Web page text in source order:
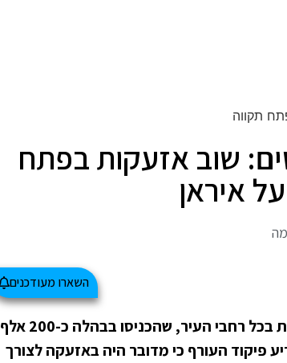
שוב אזעקות בפתח
איראן
השארו מעודכנים
בסביבות 8 בבוקר היום (שבת, 28.2) נשמעו אזעקות בכל רחבי העיר, שהכניסו בבהלה כ-200 אלף
פיקוד העורף כי מדובר היה באזעקה לצורך